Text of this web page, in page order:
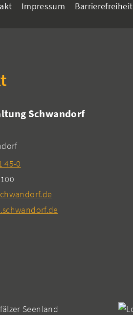
Impressum Barrierefreiheit
Schwandorf
45-0